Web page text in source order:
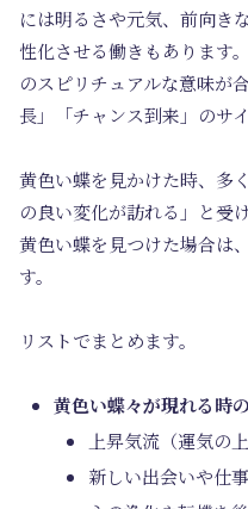
には明るさや元気、前向き
性化させる働きもあります
のスピリチュアルな意味が
長」「チャンス到来」のサ
黄色い蝶を見かけた時、多
の良い変化が訪れる」と受
黄色い蝶を見つけた場合は
す。
リストでまとめます。
黄色い蝶々が現れる時
上昇気流（運気の
新しい出会いや仕